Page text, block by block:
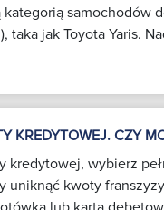
samochodów
taka jak Toyota Yaris.
KREDYTOWEJ. CZY
kredytowej, wybierz
uniknąć kwoty